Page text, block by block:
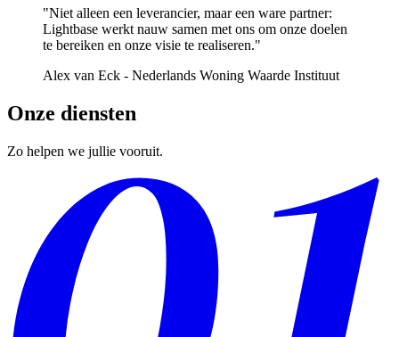
"Niet alleen een leverancier, maar een ware partner:
Lightbase werkt nauw samen met ons om onze doelen
te bereiken en onze visie te realiseren."
Alex van Eck - Nederlands Woning Waarde Instituut
Onze diensten
Zo helpen we jullie vooruit.